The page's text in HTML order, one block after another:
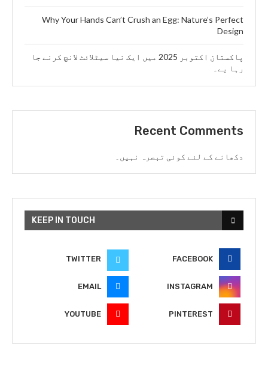
Why Your Hands Can’t Crush an Egg: Nature’s Perfect
Design
پاکستان اکتوبر 2025 میں ایک نیا سیٹلائٹ لانچ کرنے جا
رہا یے۔
Recent Comments
دکھانے کے لئے کوئی تبصرہ نہیں۔
KEEP IN TOUCH
FACEBOOK
TWITTER
INSTAGRAM
EMAIL
PINTEREST
YOUTUBE